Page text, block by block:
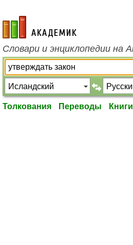
academic.ru
Словари и энциклопедии на
Толкования Переводы Книги